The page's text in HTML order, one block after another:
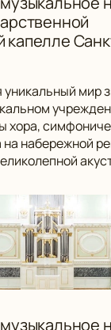
капелле
мир
хора,
на набережной